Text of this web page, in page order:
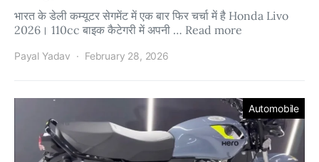
भारत के डेली कम्यूटर सेगमेंट में एक बार फिर चर्चा में है Honda Livo
2026। 110cc बाइक कैटेगरी में अपनी … Read more
Payal Yadav February 28, 2026
Automobile